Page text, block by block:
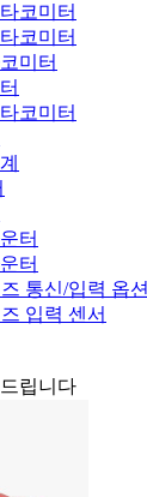
코미터
코미터
미터
코미터
터
터
통신/입력 옵션
입력 센서
립니다